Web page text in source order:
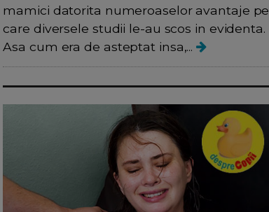
mamici datorita numeroaselor avantaje pe
care diversele studii le-au scos in evidenta.
Asa cum era de asteptat insa,...